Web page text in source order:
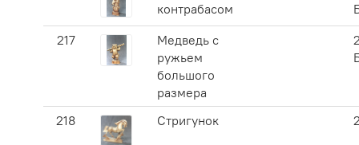
контрабасом
217
Медведь с
ружьем
большого
размера
218 Стригунок